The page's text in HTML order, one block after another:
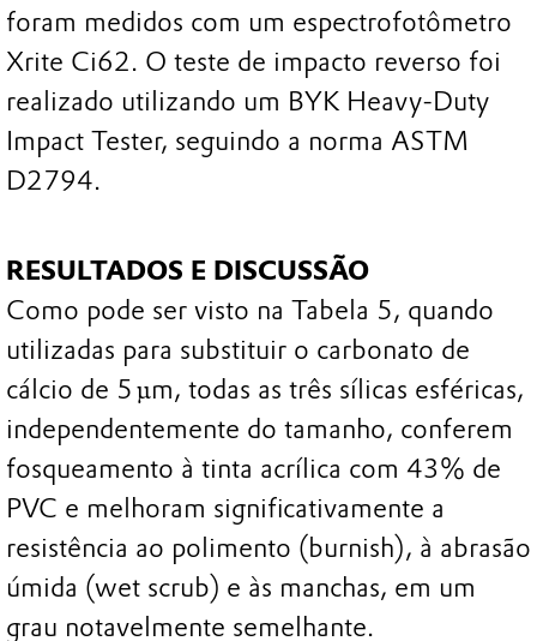
foram medidos com um espectrofotômetro
Xrite Ci62. O teste de impacto reverso foi
realizado utilizando um BYK Heavy-Duty
Impact Tester, seguindo a norma ASTM
D2794.
RESULTADOS E DISCUSSÃO
Como pode ser visto na Tabela 5, quando
utilizadas para substituir o carbonato de
cálcio de 5 µm, todas as três sílicas esféricas,
independentemente do tamanho, conferem
fosqueamento à tinta acrílica com 43% de
PVC e melhoram significativamente a
resistência ao polimento (burnish), à abrasão
úmida (wet scrub) e às manchas, em um
grau notavelmente semelhante.